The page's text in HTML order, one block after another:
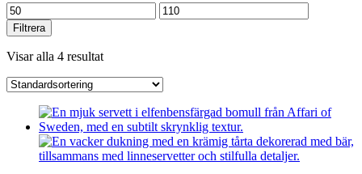
Min
pris
Max
pris
Filtrera
Visar alla 4 resultat